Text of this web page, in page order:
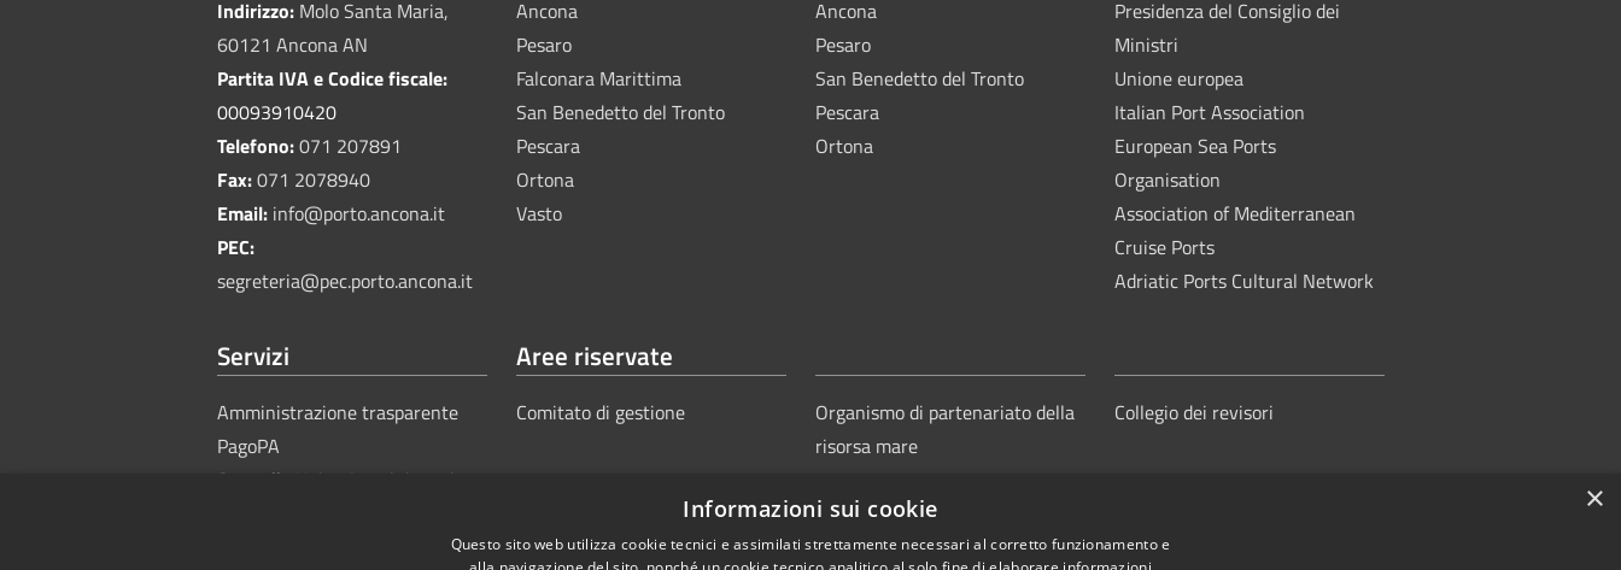
Indirizzo: Molo Santa Maria,
60121 Ancona AN
Partita IVA e Codice fiscale:
00093910420
Telefono:071 207891
Fax:071 2078940
Email: info@porto.ancona.it
PEC:
segreteria@pec.porto.ancona.it
Ancona
Pesaro
Falconara Marittima
San Benedetto del Tronto
Pescara
Ortona
Vasto
Ancona
Pesaro
San Benedetto del Tronto
Pescara
Ortona
Presidenza del Consiglio dei
Ministri
Unione europea
Italian Port Association
European Sea Ports
Organisation
Association of Mediterranean
Cruise Ports
Adriatic Ports Cultural Network
Servizi
Amministrazione trasparente
PagoPA
Sportello Unico Amministrativo
Aree riservate
Comitato di gestione
Organismo di partenariato della
risorsa mare
Collegio dei revisori
×
Informazioni sui cookie
Questo sito web utilizza cookie tecnici e assimilati strettamente necessari al corretto funzionamento e